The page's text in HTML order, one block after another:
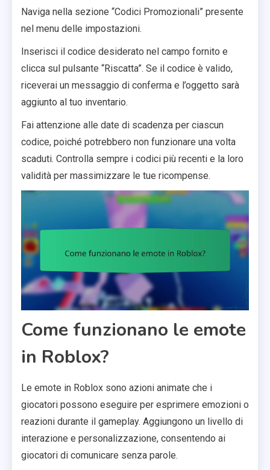
Naviga nella sezione “Codici Promozionali” presente
nel menu delle impostazioni.
Inserisci il codice desiderato nel campo fornito e
clicca sul pulsante “Riscatta”. Se il codice è valido,
riceverai un messaggio di conferma e l’oggetto sarà
aggiunto al tuo inventario.
Fai attenzione alle date di scadenza per ciascun
codice, poiché potrebbero non funzionare una volta
scaduti. Controlla sempre i codici più recenti e la loro
validità per massimizzare le tue ricompense.
Come funzionano le emote
in Roblox?
Le emote in Roblox sono azioni animate che i
giocatori possono eseguire per esprimere emozioni o
reazioni durante il gameplay. Aggiungono un livello di
interazione e personalizzazione, consentendo ai
giocatori di comunicare senza parole.